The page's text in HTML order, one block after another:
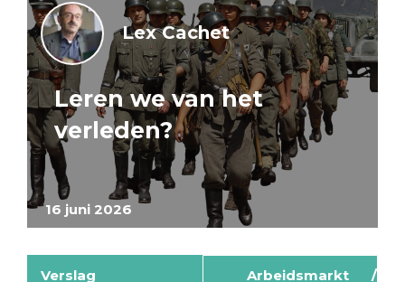
16 juni 2026
Lex Cachet
Leren we van het
verleden?
Verslag Arbeidsmarkt